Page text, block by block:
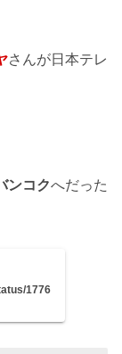
さんが日本テレ
ンコクへだった
1776